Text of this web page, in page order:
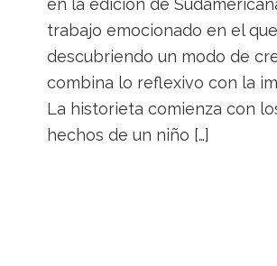
trabajo emocionado en el
descubriendo un modo de
combina lo reflexivo con la
La historieta comienza con
hechos de un niño […]